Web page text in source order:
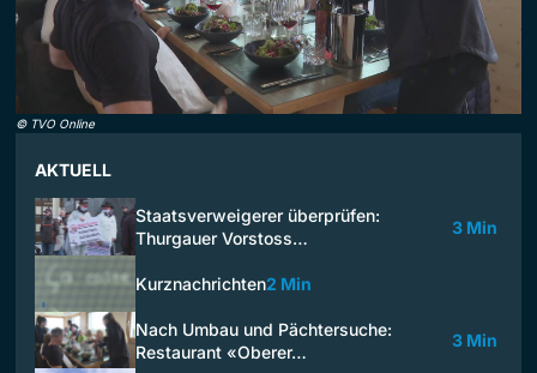
© TVO Online
AKTUELL
Staatsverweigerer überprüfen:
Thurgauer Vorstoss…
3 Min
Kurznachrichten2 Min
Nach Umbau und Pächtersuche:
Restaurant «Oberer…
3 Min